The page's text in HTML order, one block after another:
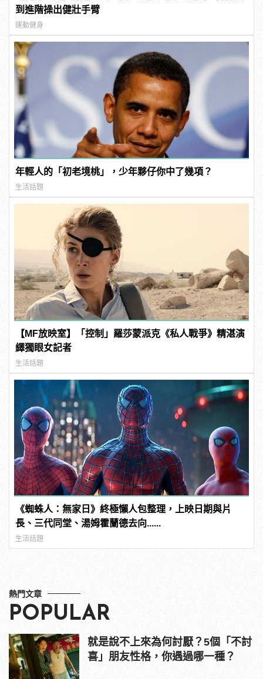
到進階操出健壯手臂
運動健身
年輕人的「初老境桃」，少年夥仔你中了幾項？
生活話題
【MF放映室】「控制」羅莎蒙派克《私人戰爭》精湛演
繹獨眼女記者
生活話題
《蜘蛛人：無家日》終極懶人包整理，上映日期與片
長、三代同堂、湯姆霍蘭德去向......
生活話題
熱門文章
POPULAR
就是說不上來為何討厭？5個「不討
喜」朋友性格，你遇過哪一種？